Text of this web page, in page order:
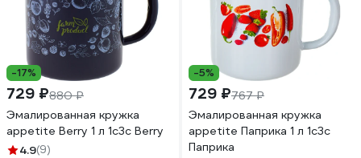
-17%
729 ₽880 ₽
Эмалированная кружка
appetite Berry 1 л 1с3с Berry
4.9(9)
-5%
729 ₽767 ₽
Эмалированная кружка
appetite Паприка 1 л 1с3с
Паприка